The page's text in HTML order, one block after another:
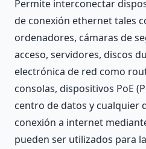
Permite interconectar
de conexión ethernet tales
ordenadores, cámaras de
acceso, servidores, discos
electrónica de red como
consolas, dispositivos PoE
centro de datos y cualquier
conexión a internet
pueden ser utilizados para